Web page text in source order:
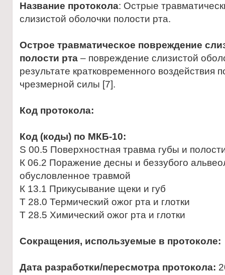
Название протокола: Острые
слизистой оболочки полости рта.
Острое травматическое повреждение
полости рта – повреждение слизистой
результате кратковременного
чрезмерной силы [7].
Код протокола:
Код (коды) по МКБ-10:
S 00.5 Поверхностная травма губы и
К 06.2 Поражение десны и беззубого
обусловленное травмой
К 13.1 Прикусывание щеки и губ
Т 28.0 Термический ожог рта и глотки
Т 28.5 Химический ожог рта и глотки
Сокращения, используемые в протоколе:
Дата разработки/пересмотра протокола: